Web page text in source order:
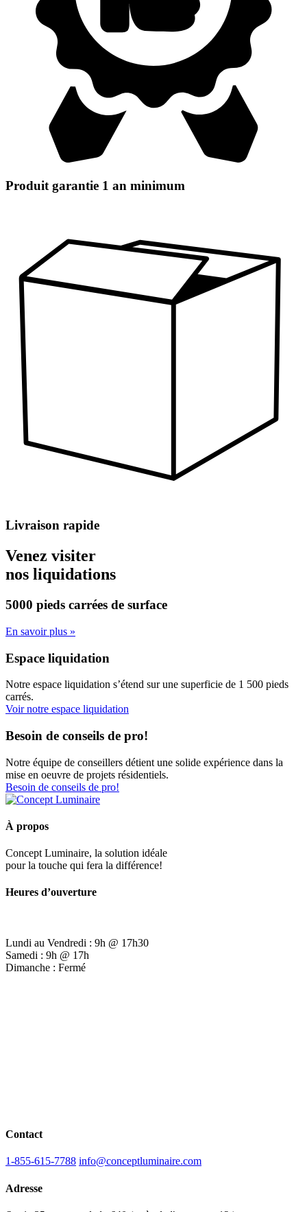
Produit garantie 1 an minimum
Livraison rapide
Venez visiter
nos liquidations
5000 pieds carrées de surface
En savoir plus »
Espace liquidation
Notre espace liquidation s’étend sur une superficie de 1 500 pieds
carrés.
Voir notre espace liquidation
Besoin de conseils de pro!
Notre équipe de conseillers détient une solide expérience dans la
mise en oeuvre de projets résidentiels.
Besoin de conseils de pro!
À propos
Concept Luminaire, la solution idéale
pour la touche qui fera la différence!
Heures d’ouverture
Lundi au Vendredi : 9h @ 17h30
Samedi : 9h @ 17h
Dimanche : Fermé
Contact
1-855-615-7788 info@conceptluminaire.com
Adresse